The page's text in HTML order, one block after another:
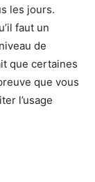
les jours.
faut un
de
que certaines
que vous
l’usage